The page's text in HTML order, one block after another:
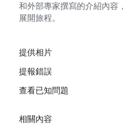
和外部專家撰寫的介紹內容
展開旅程。
提供相片
提報錯誤
查看已知問題
相關內容